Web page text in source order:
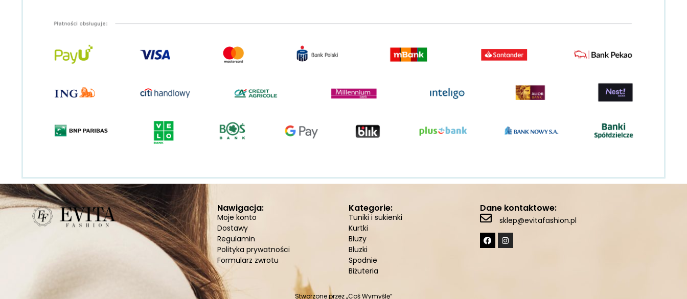
Nawigacja:
Moje konto
Dostawy
Regulamin
Polityka prywatności
Formularz zwrotu
Kategorie:
Tuniki i sukienki
Kurtki
Bluzy
Bluzki
Spodnie
Biżuteria
Dane kontaktowe:
sklep@evitafashion.pl
Stworzone przez„Coś Wymyślę”